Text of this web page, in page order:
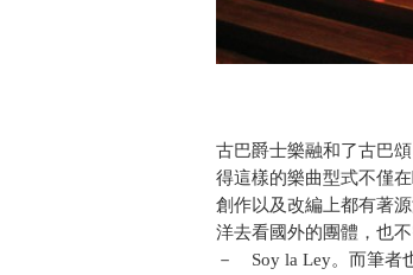
古巴爵士樂融和了古巴
得這樣的樂曲型式不僅
創作以及改編上都有著
洋去看國外的團體，也
－ Soy la Ley。而筆者